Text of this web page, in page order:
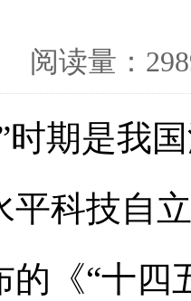
阅读量：
期是我国
平科技自
的《“十四